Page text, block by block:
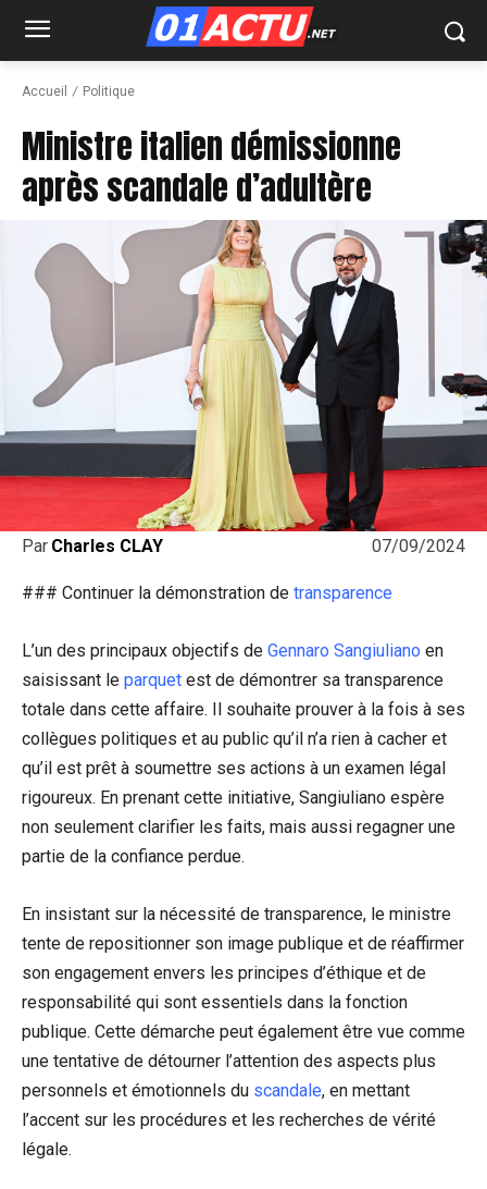
Accueil Politique
Ministre italien démissionne
après scandale d’adultère
07/09/2024
Par Charles CLAY
### Continuer la démonstration de transparence
L’un des principaux objectifs de Gennaro Sangiuliano en
saisissant le parquet est de démontrer sa transparence
totale dans cette affaire. Il souhaite prouver à la fois à ses
collègues politiques et au public qu’il n’a rien à cacher et
qu’il est prêt à soumettre ses actions à un examen légal
rigoureux. En prenant cette initiative, Sangiuliano espère
non seulement clarifier les faits, mais aussi regagner une
partie de la confiance perdue.
En insistant sur la nécessité de transparence, le ministre
tente de repositionner son image publique et de réaffirmer
son engagement envers les principes d’éthique et de
responsabilité qui sont essentiels dans la fonction
publique. Cette démarche peut également être vue comme
une tentative de détourner l’attention des aspects plus
personnels et émotionnels du scandale, en mettant
l’accent sur les procédures et les recherches de vérité
légale.